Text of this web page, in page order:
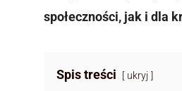
społeczności, jak i dla
Spis treści ukryj